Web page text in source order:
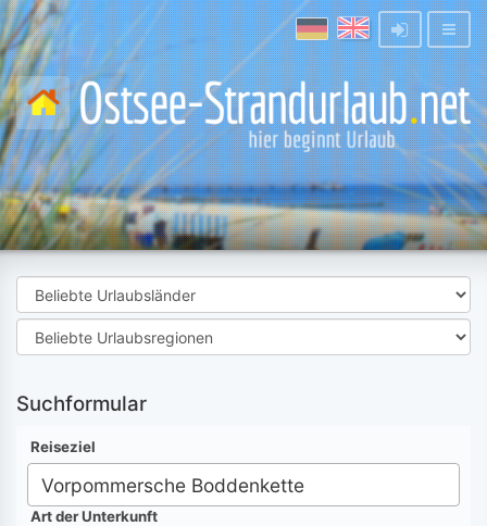
Suchformular
Reiseziel
Art der Unterkunft